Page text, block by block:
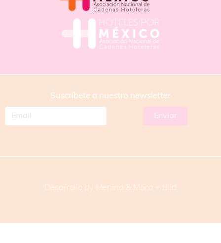
Suscríbete a nuestro newsletter
Desarrollo by Menina & Moca + Bild